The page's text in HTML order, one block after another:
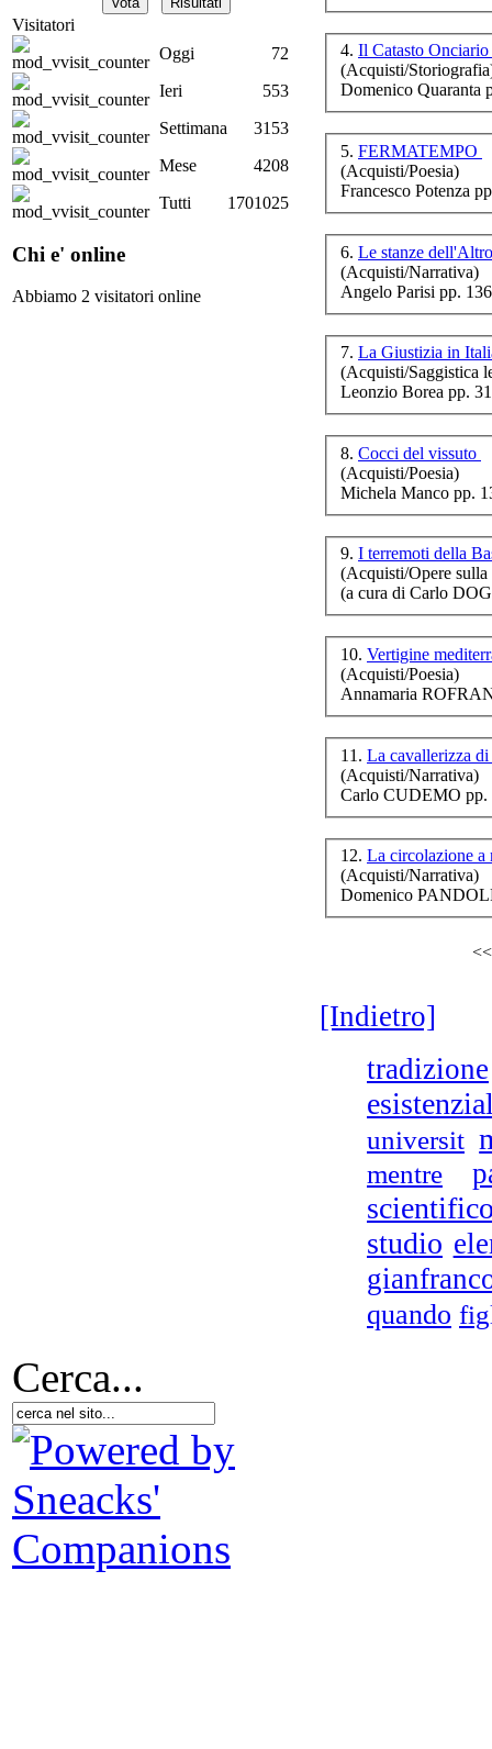
I
-
Visitatori
Oggi
72
Ieri
553
Settimana
3153
Mese
4208
Tutti
1701025
Chi e' online
Abbiamo 2 visitatori online
4. Il Catasto
(Acquisti/
Domenico Quaranta
5. FERMATEMPO
(Acquisti/Poesia)
Francesco Potenza
6. Le stanze
(Acquisti/Narrativa)
Angelo Parisi pp.
7. La Giustizia in
(Acquisti/Saggistica
Leonzio Borea pp.
8. Cocci del vissuto
(Acquisti/Poesia)
Michela Manco pp.
9. I terremoti della
(Acquisti/Opere sulla
(a cura di Carlo
10. Vertigine
(Acquisti/Poesia)
Annamaria
11. La cavallerizza
(Acquisti/Narrativa)
Carlo CUDEMO pp.
12. La circolazione a
(Acquisti/Narrativa)
Domenico
[Indietro]
tradizione
universit
mentre
studio
quando
Cerca...